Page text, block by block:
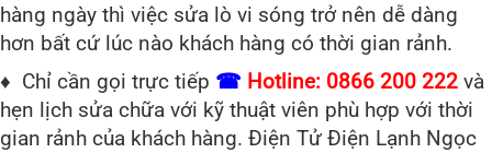
hàng ngày thì việc sửa lò vi sóng trở nên dễ dàng
hơn bất cứ lúc nào khách hàng có thời gian rảnh.
♦ Chỉ cần gọi trực tiếp ☎ Hotline: 0866 200 222 và
hẹn lịch sửa chữa với kỹ thuật viên phù hợp với thời
gian rảnh của khách hàng. Điện Tử Điện Lạnh Ngọc